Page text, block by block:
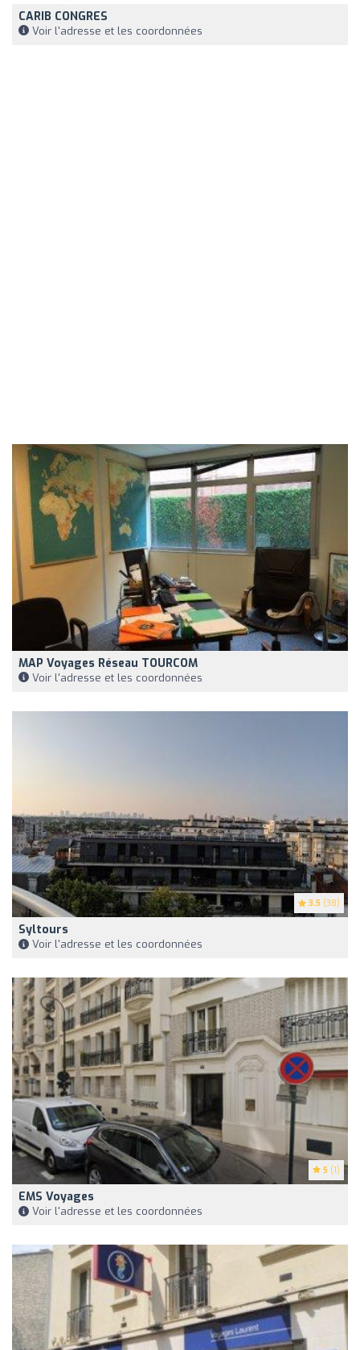
CARIB CONGRES
Voir l'adresse et les coordonnées
MAP Voyages Réseau TOURCOM
Voir l'adresse et les coordonnées
3.5 (38)
Syltours
Voir l'adresse et les coordonnées
5 (1)
EMS Voyages
Voir l'adresse et les coordonnées